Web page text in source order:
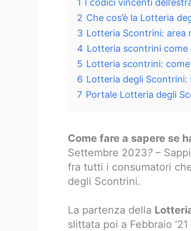
1 I codici vincenti
2 Che cos’è la Lotteria
3 Lotteria Scontrini: area
4 Lotteria scontrini come
5 Lotteria scontrini:
6 Lotteria degli
7 Portale Lotteria degli
Come fare a sapere se
Settembre 2023? –
fra tutti i consumatori
degli Scontrini.
La partenza della
slittata poi a Febbraio ’21